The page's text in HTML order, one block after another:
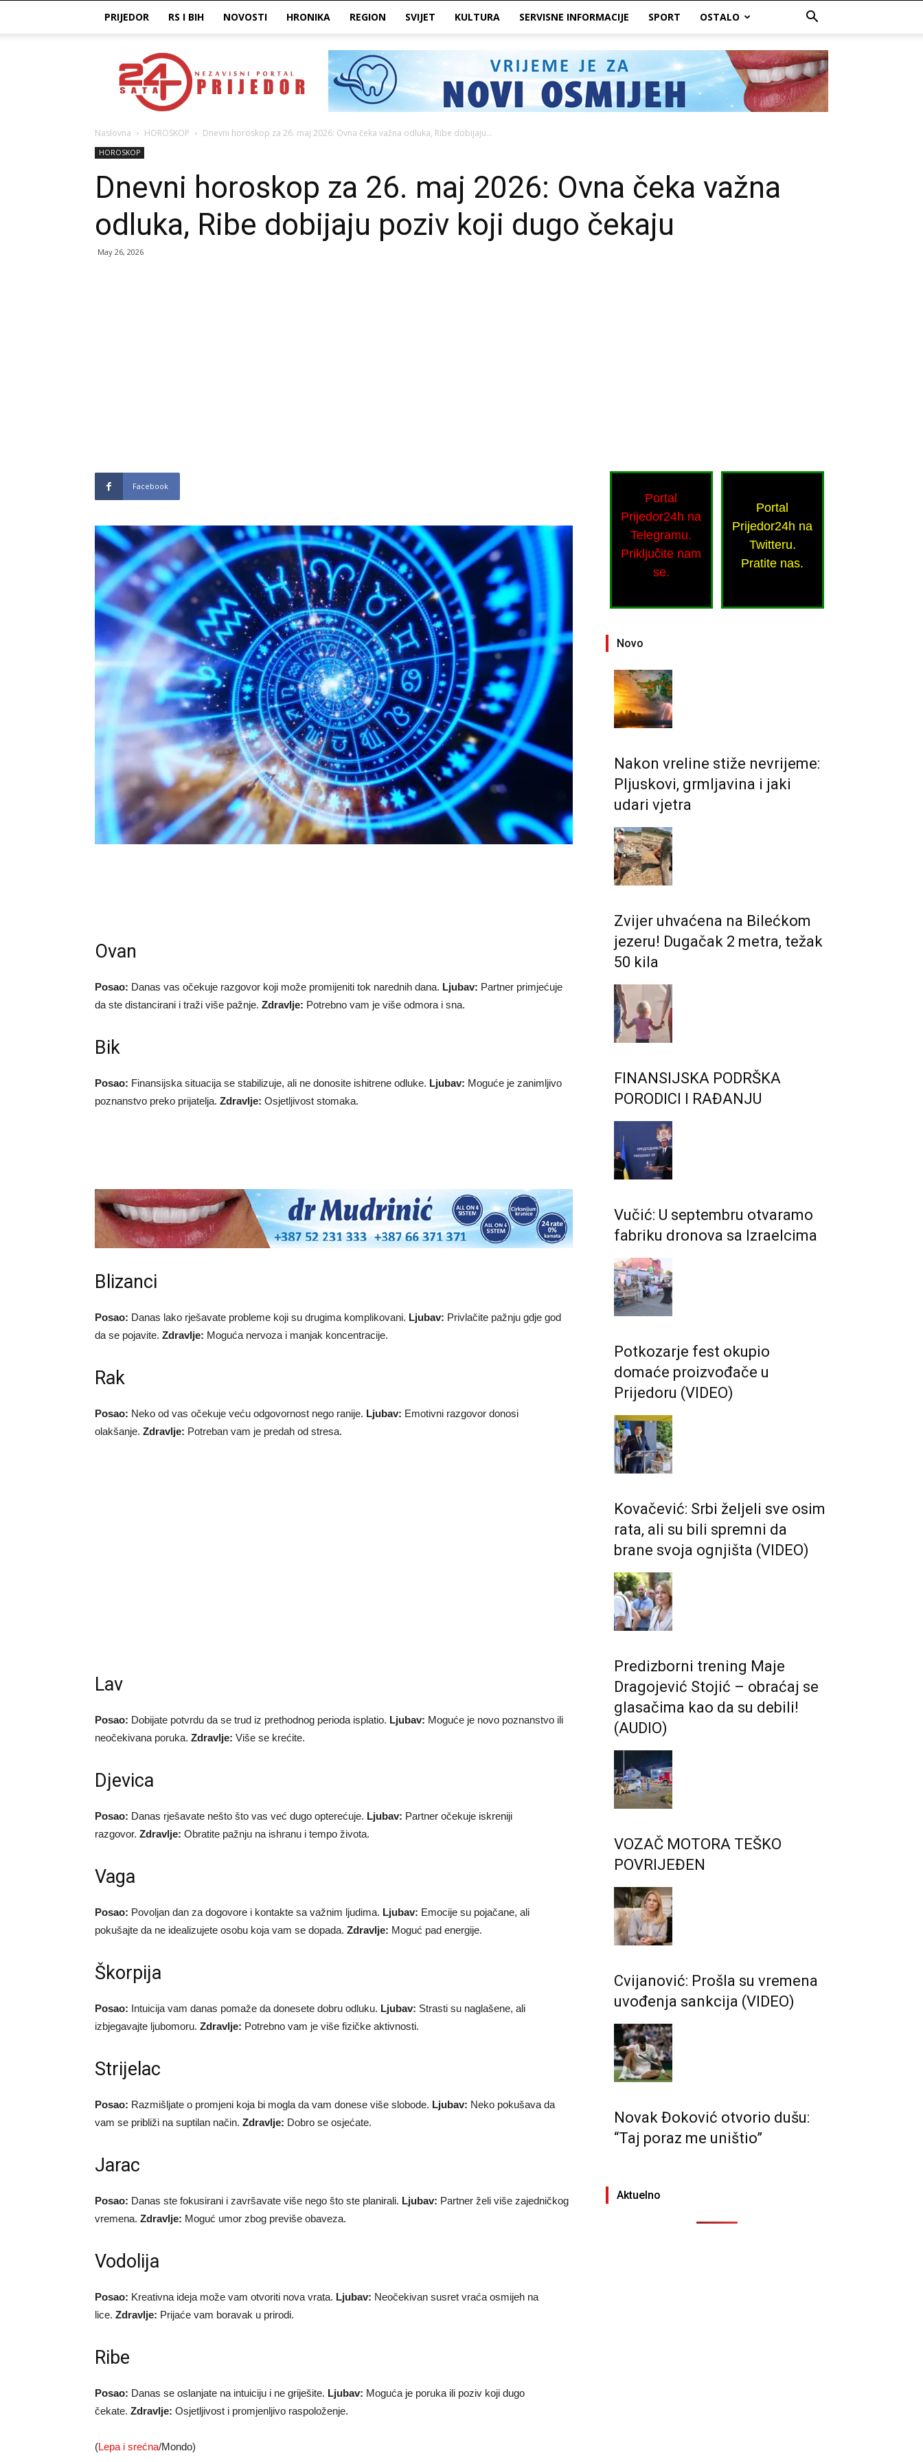
PRIJEDOR RS I BIH NOVOSTI HRONIKA REGION SVIJET KULTURA SERVISNE INFORMACIJE SPORT OSTALO
Prijedor24H
Naslovna HOROSKOP Dnevni horoskop za 26. maj 2026: Ovna čeka važna odluka, Ribe dobijaju...
HOROSKOP
Dnevni horoskop za 26. maj 2026: Ovna čeka važna
odluka, Ribe dobijaju poziv koji dugo čekaju
May 26, 2026
Facebook
Ovan
Posao: Danas vas očekuje razgovor koji može promijeniti tok narednih dana. Ljubav: Partner primjećuje
da ste distancirani i traži više pažnje. Zdravlje: Potrebno vam je više odmora i sna.
Bik
Posao: Finansijska situacija se stabilizuje, ali ne donosite ishitrene odluke. Ljubav: Moguće je zanimljivo
poznanstvo preko prijatelja. Zdravlje: Osjetljivost stomaka.
Blizanci
Posao: Danas lako rješavate probleme koji su drugima komplikovani. Ljubav: Privlačite pažnju gdje god
da se pojavite. Zdravlje: Moguća nervoza i manjak koncentracije.
Rak
Posao: Neko od vas očekuje veću odgovornost nego ranije. Ljubav: Emotivni razgovor donosi
olakšanje. Zdravlje: Potreban vam je predah od stresa.
Lav
Posao: Dobijate potvrdu da se trud iz prethodnog perioda isplatio. Ljubav: Moguće je novo poznanstvo ili
neočekivana poruka. Zdravlje: Više se krećite.
Djevica
Posao: Danas rješavate nešto što vas već dugo opterećuje. Ljubav: Partner očekuje iskreniji
razgovor. Zdravlje: Obratite pažnju na ishranu i tempo života.
Vaga
Posao: Povoljan dan za dogovore i kontakte sa važnim ljudima. Ljubav: Emocije su pojačane, ali
pokušajte da ne idealizujete osobu koja vam se dopada. Zdravlje: Moguć pad energije.
Škorpija
Posao: Intuicija vam danas pomaže da donesete dobru odluku. Ljubav: Strasti su naglašene, ali
izbjegavajte ljubomoru. Zdravlje: Potrebno vam je više fizičke aktivnosti.
Strijelac
Posao: Razmišljate o promjeni koja bi mogla da vam donese više slobode. Ljubav: Neko pokušava da
vam se približi na suptilan način. Zdravlje: Dobro se osjećate.
Jarac
Posao: Danas ste fokusirani i završavate više nego što ste planirali. Ljubav: Partner želi više zajedničkog
vremena. Zdravlje: Moguć umor zbog previše obaveza.
Vodolija
Posao: Kreativna ideja može vam otvoriti nova vrata. Ljubav: Neočekivan susret vraća osmijeh na
lice. Zdravlje: Prijaće vam boravak u prirodi.
Ribe
Posao: Danas se oslanjate na intuiciju i ne griješite. Ljubav: Moguća je poruka ili poziv koji dugo
čekate. Zdravlje: Osjetljivost i promjenljivo raspoloženje.
(Lepa i srećna/Mondo)
Portal
Prijedor24h na
Telegramu.
Priključite nam
se.
Portal
Prijedor24h na
Twitteru.
Pratite nas.
Novo
Nakon vreline stiže nevrijeme:
Pljuskovi, grmljavina i jaki
udari vjetra
Zvijer uhvaćena na Bilećkom
jezeru! Dugačak 2 metra, težak
50 kila
FINANSIJSKA PODRŠKA
PORODICI I RAĐANJU
Vučić: U septembru otvaramo
fabriku dronova sa Izraelcima
Potkozarje fest okupio
domaće proizvođače u
Prijedoru (VIDEO)
Kovačević: Srbi željeli sve osim
rata, ali su bili spremni da
brane svoja ognjišta (VIDEO)
Predizborni trening Maje
Dragojević Stojić – obraćaj se
glasačima kao da su debili!
(AUDIO)
VOZAČ MOTORA TEŠKO
POVRIJEĐEN
Cvijanović: Prošla su vremena
uvođenja sankcija (VIDEO)
Novak Đoković otvorio dušu:
“Taj poraz me uništio”
Aktuelno